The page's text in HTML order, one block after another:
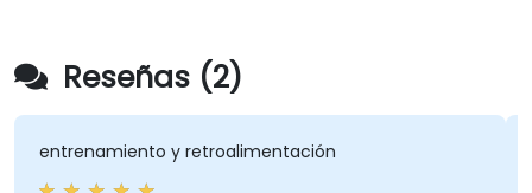
Reseñas (2)
entrenamiento y retroalimentación